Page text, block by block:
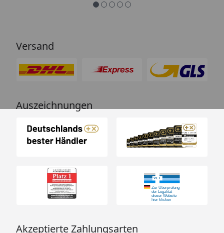
Versand
Auszeichnungen
Akzeptierte Zahlungsarten